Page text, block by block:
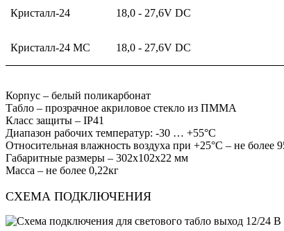
Кристалл-24 18,0 - 27,6V DC
Кристалл-24 МС 18,0 - 27,6V DC
Корпус – белый поликарбонат
Табло – прозрачное акриловое стекло из ПММА
Класс защиты – IP41
Диапазон рабочих температур: -30 … +55°С
Относительная влажность воздуха при +25°С – не более
Габаритные размеры – 302x102x22 мм
Масса – не более 0,22кг
СХЕМА ПОДКЛЮЧЕНИЯ